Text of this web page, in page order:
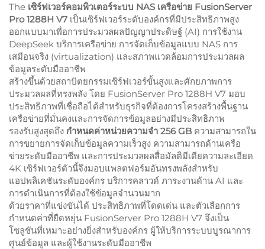
The เซิร์ฟเวอร์คอมพิวเตอร์ระบบ NAS เครือข่าย FusionServer
Pro 1288H V7 เป็นเซิร์ฟเวอร์ระดับองค์กรที่มีประสิทธิภาพสูง
ออกแบบมาเพื่อการประมวลผลปัญญาประดิษฐ์ (AI) การใช้งาน
DeepSeek บริการเครือข่าย การจัดเก็บข้อมูลแบบ NAS การ
เสมือนจริง (virtualization) และสภาพแวดล้อมการประมวลผล
ข้อมูลระดับมืออาชีพ
สร้างขึ้นด้วยสถาปัตยกรรมเซิร์ฟเวอร์ขั้นสูงและศักยภาพการ
ประมวลผลที่ทรงพลัง โดย FusionServer Pro 1288H V7 มอบ
ประสิทธิภาพที่เชื่อถือได้สำหรับธุรกิจที่ต้องการโครงสร้างพื้นฐาน
เครือข่ายที่มั่นคงและการจัดการข้อมูลอย่างมีประสิทธิภาพ
รองรับสูงสุดถึง กำหนดค่าหน่วยความจำ 256 GB ความสามารถใน
การขยายการจัดเก็บข้อมูลความเร็วสูง ความสามารถด้านเครือ
ข่ายระดับมืออาชีพ และการประมวลผลสื่อมัลติมีเดียความละเอียด
4K เซิร์ฟเวอร์ตัวนี้จึงมอบแพลตฟอร์มอันทรงพลังสำหรับ
แอปพลิเคชันระดับองค์กร บริการคลาวด์ ภาระงานด้าน AI และ
การดำเนินการที่ต้องใช้ข้อมูลจำนวนมาก
ด้วยราคาที่แข่งขันได้ ประสิทธิภาพที่โดดเด่น และตัวเลือกการ
กำหนดค่าที่ยืดหยุ่น FusionServer Pro 1288H V7 จึงเป็น
โซลูชันที่เหมาะอย่างยิ่งสำหรับองค์กร ผู้ให้บริการระบบบูรณาการ
ศูนย์ข้อมูล และผู้ใช้งานระดับมืออาชีพ